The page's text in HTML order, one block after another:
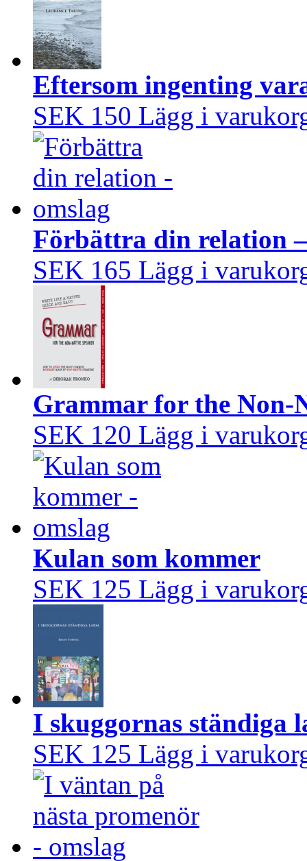
Eftersom ingenting
SEK 150 Lägg i
Förbättra din relation
SEK 165 Lägg i
Grammar for the Non-
SEK 120 Lägg i
Kulan som kommer
SEK 125 Lägg i
I skuggornas ständiga
SEK 125 Lägg i